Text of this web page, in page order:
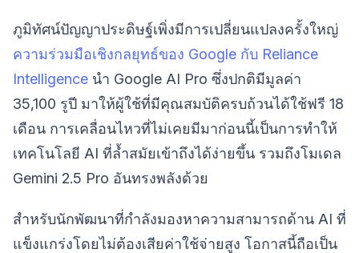
ภูมิทัศน์ปัญญาประดิษฐ์เพิ่งมีการเปลี่ยนแปลงครั้งใหญ่
ความร่วมมือเชิงกลยุทธ์ของ Google กับ Reliance
Intelligence นำ Google AI Pro ซึ่งปกติมีมูลค่า
35,100 รูปี มาให้ผู้ใช้ที่มีคุณสมบัติครบถ้วนได้ใช้ฟรี 18
เดือน การเคลื่อนไหวที่ไม่เคยมีมาก่อนนี้เป็นการทำให้
เทคโนโลยี AI ที่ล้ำสมัยเข้าถึงได้ง่ายขึ้น รวมถึงโมเดล
Gemini 2.5 Pro อันทรงพลังด้วย
สำหรับนักพัฒนาที่กำลังมองหาความสามารถด้าน AI ที่
แข็งแกร่งโดยไม่ต้องเสียค่าใช้จ่ายสูง โอกาสนี้ถือเป็น